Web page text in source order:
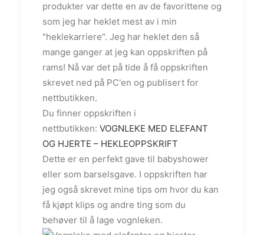
produkter var dette en av de favorittene og
som jeg har heklet mest av i min
"heklekarriere". Jeg har heklet den så
mange ganger at jeg kan oppskriften på
rams! Nå var det på tide å få oppskriften
skrevet ned på PC'en og publisert for
nettbutikken.
Du finner oppskriften i
nettbutikken: VOGNLEKE MED ELEFANT
OG HJERTE – HEKLEOPPSKRIFT
Dette er en perfekt gave til babyshower
eller som barselsgave. I oppskriften har
jeg også skrevet mine tips om hvor du kan
få kjøpt klips og andre ting som du
behøver til å lage vognleken.